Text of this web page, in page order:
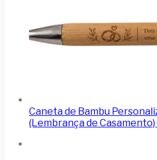
Caneta de Bambu
(Lembrança de Casamento)